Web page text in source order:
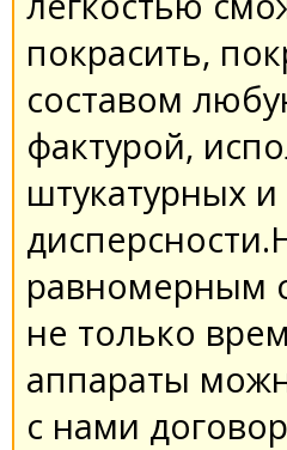
покрасить,
составом
фактурой,
штукатурных
равномерным
не только
аппараты
с нами